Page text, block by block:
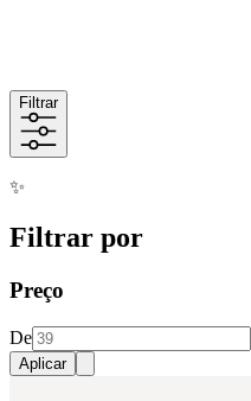
Filtrar
✨
Filtrar por
Preço
De
Aplicar